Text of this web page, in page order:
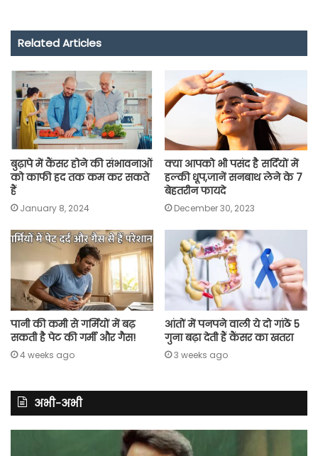
e
b
k
t
s
p
p
t
t
r
e
a
m
i
y
r
Related Articles
बुढ़ापे में कैंसर होने की संभावनाओं
को काफी हद तक कम कर सकते
हैं
January 8, 2024
क्या आपको भी पसंद है सर्दियों में
हल्की धूप,जानें सनबाथ लेने के 7
बेहतरीन फायदे
December 30, 2023
पानी की कमी से गर्मियों में बढ़
सकती है पेट की गर्मी और गैस!
4 weeks ago
आंतों में पनपने वाली ये दो गांठें 5
गुना बढ़ा देती हैं कैंसर का खतरा
3 weeks ago
अभी-अभी